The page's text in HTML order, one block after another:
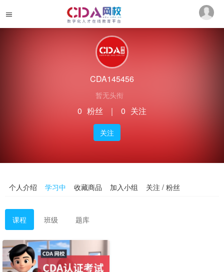
CDA145456
暂无头衔
0 粉丝 ｜ 0 关注
关注
个人介绍 学习中 收藏商品 加入小组 关注 / 粉丝
课程 班级 题库